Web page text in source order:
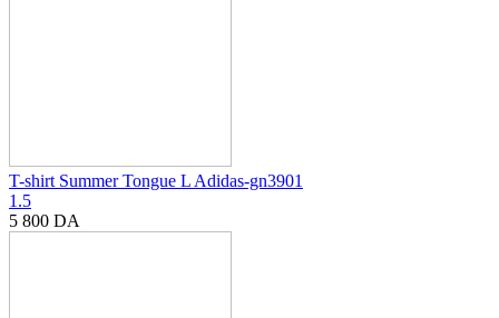
T-shirt Summer Tongue L Adidas-gn3901
1.5
5 800 DA